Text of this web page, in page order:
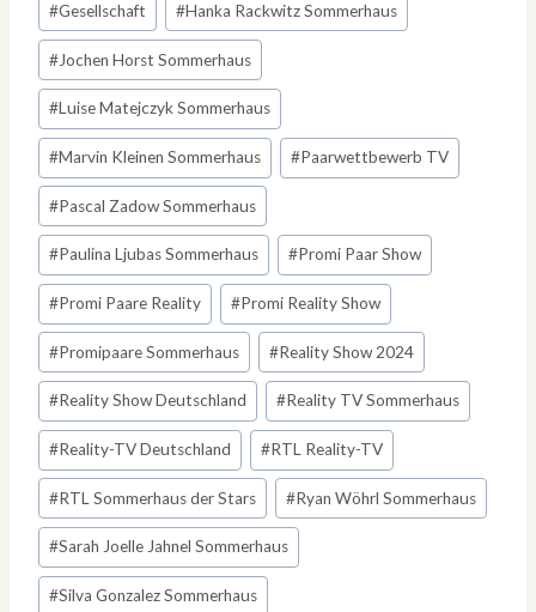
#Gesellschaft #Hanka Rackwitz Sommerhaus
#Jochen Horst Sommerhaus
#Luise Matejczyk Sommerhaus
#Marvin Kleinen Sommerhaus #Paarwettbewerb TV
#Pascal Zadow Sommerhaus
#Paulina Ljubas Sommerhaus #Promi Paar Show
#Promi Paare Reality #Promi Reality Show
#Promipaare Sommerhaus #Reality Show 2024
#Reality Show Deutschland #Reality TV Sommerhaus
#Reality-TV Deutschland #RTL Reality-TV
#RTL Sommerhaus der Stars #Ryan Wöhrl Sommerhaus
#Sarah Joelle Jahnel Sommerhaus
#Silva Gonzalez Sommerhaus